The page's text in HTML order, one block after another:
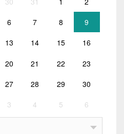
6 7 8 9
13 14 15 16
20 21 22 23
27 28 29 30
3 4 5 6